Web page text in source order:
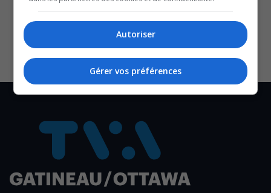
CULTURE ET NOTRE ÉCONOMIE
Autoriser
Gérer vos préférences